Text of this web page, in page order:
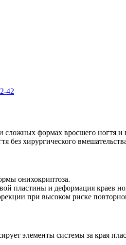
42
формах вросшего ногтя и
без хирургического
онихокриптоза.
пластины и деформация краев
при высоком риске
элементы системы за края